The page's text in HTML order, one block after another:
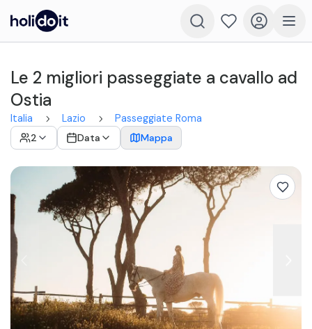
Le 2 migliori passeggiate a cavallo ad
Ostia
Italia Lazio
Passeggiate Roma
2
Data Mappa